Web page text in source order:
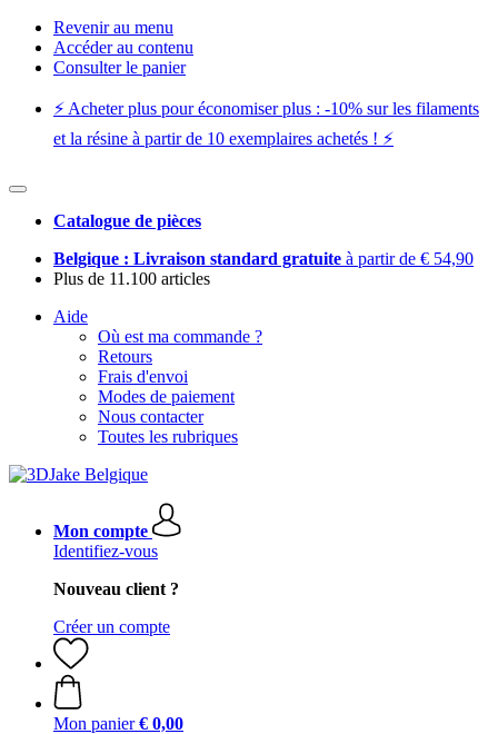
Revenir au menu
Accéder au contenu
Consulter le panier
⚡️ Acheter plus pour économiser plus : -10% sur les filaments
et la résine à partir de 10 exemplaires achetés ! ⚡️
Catalogue de pièces
Belgique : Livraison standard gratuite à partir de € 54,90
Plus de 11.100 articles
Aide
Où est ma commande ?
Retours
Frais d'envoi
Modes de paiement
Nous contacter
Toutes les rubriques
Mon compte
Identifiez-vous
Nouveau client ?
Créer un compte
Mon panier € 0,00